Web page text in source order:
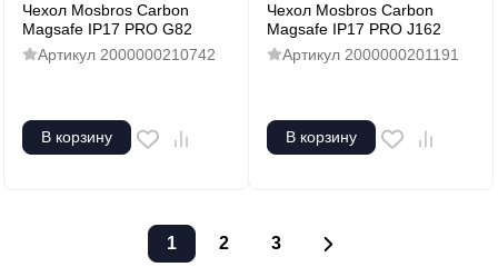
Чехол Mosbros Carbon
Magsafe IP17 PRO G82
Артикул 2000000210742
В корзину
Чехол Mosbros Carbon
Magsafe IP17 PRO J162
Артикул 2000000201191
В корзину
1 2 3